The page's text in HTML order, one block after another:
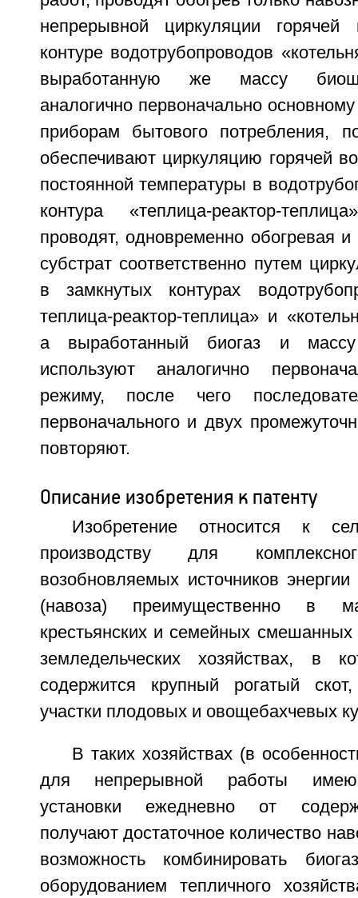
непрерывной циркуляции
контуре водотрубопроводов
выработанную же массу
аналогично первоначально
приборам бытового потребления,
обеспечивают циркуляцию горячей
постоянной температуры в
контура «теплица-реактор-
проводят, одновременно обогревая
субстрат соответственно путем
в замкнутых контурах
теплица-реактор-теплица» и
а выработанный биогаз и
используют аналогично
режиму, после чего
первоначального и двух
повторяют.
Описание изобретения к патенту
Изобретение относится к
производству для
возобновляемых источников
(навоза) преимущественно в
крестьянских и семейных смешанных
земледельческих хозяйствах, в
содержится крупный рогатый
участки плодовых и овощебахчевых
В таких хозяйствах (в
для непрерывной работы
установки ежедневно от
получают достаточное количество
возможность комбинировать
оборудованием тепличного